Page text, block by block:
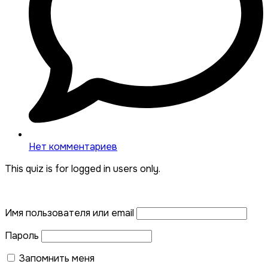
Нет комментариев
This quiz is for logged in users only.
Имя пользователя или email
Пароль
Запомнить меня